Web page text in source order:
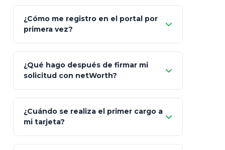
Fiscalidad Estrategia Art. 151 / 93
Client"
App Store (iOS) Google Play
¿Cómo me registro en el portal por
primera vez?
Bienvenida
"¿Aún no tienes cuenta?
Regístrate"
¿Qué hago después de firmar mi
solicitud con netWorth?
¿Cuándo se realiza el primer cargo a
mi tarjeta?